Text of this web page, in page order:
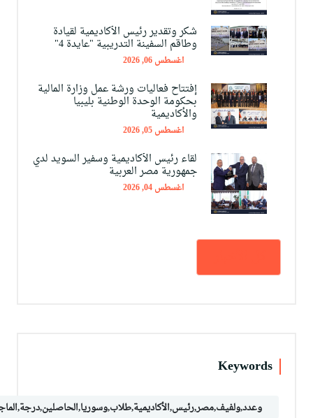
شكر وتقدير رئيس الأكاديمية لقيادة
وطاقم السفينة التدريبية "عايدة 4"
اغسطس 06, 2026
إفتتاح فعاليات ورشة عمل وزارة المالية
بحكومة الوحدة الوطنية بليبيا
والأكاديمية
اغسطس 05, 2026
لقاء رئيس الأكاديمية وسفير السويد لدي
جمهورية مصر العربية
اغسطس 04, 2026
Keywords